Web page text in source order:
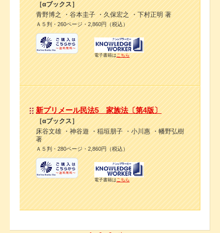
［αブックス］
青野博之 ・谷本圭子 ・久保宏之 ・下村正明 著
Ａ５判・260ページ・2,860円（税込）
電子書籍はこちら
新プリメール民法5 家族法〔第4版〕
［αブックス］
床谷文雄 ・神谷遊 ・稲垣朋子 ・小川惠 ・幡野弘樹
著
Ａ５判・280ページ・2,860円（税込）
電子書籍はこちら